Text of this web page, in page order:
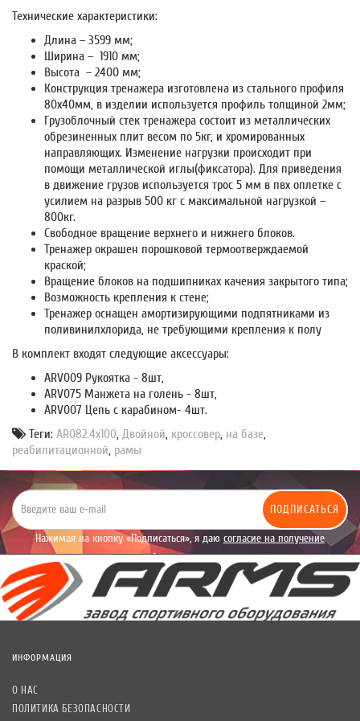
Технические характеристики:
Длина – 3599 мм;
Ширина – 1910 мм;
Высота – 2400 мм;
Конструкция тренажера изготовлена из стального профиля
80х40мм, в изделии используется профиль толщиной 2мм;
Грузоблочный стек тренажера состоит из металлических
обрезиненных плит весом по 5кг, и хромированных
направляющих. Изменение нагрузки происходит при
помощи металлической иглы(фиксатора). Для приведения
в движение грузов используется трос 5 мм в пвх оплетке с
усилием на разрыв 500 кг с максимальной нагрузкой –
800кг.
Свободное вращение верхнего и нижнего блоков.
Тренажер окрашен порошковой термоотверждаемой
краской;
Вращение блоков на подшипниках качения закрытого типа;
Возможность крепления к стене;
Тренажер оснащен амортизирующими подпятниками из
поливинилхлорида, не требующими крепления к полу
В комплект входят следующие аксессуары:
ARV009 Рукоятка - 8шт,
ARV075 Манжета на голень - 8шт,
ARV007 Цепь с карабином- 4шт.
Теги: AR082.4х100, Двойной, кроссовер, на базе,
реабилитационной, рамы
ПОДПИСАТЬСЯ
Нажимая на кнопку «Подписаться», я даю согласие на получение
уведомлений рекламного характера.
ИНФОРМАЦИЯ
О НАС
ПОЛИТИКА БЕЗОПАСНОСТИ